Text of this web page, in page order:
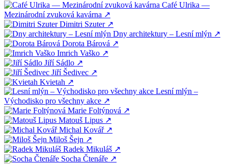
Café Ulrika —
Mezinárodní zvuková kavárna ↗
Dimitri Szuter ↗
Dny architektury – Lesní mlýn ↗
Dorota Bárová ↗
Imrich Vaško ↗
Jiří Sádlo ↗
Jiří Šedivec ↗
Kvietah ↗
Lesní mlýn –
Východisko pro všechny akce ↗
Marie Foltýnová ↗
Matouš Lipus ↗
Michal Kovář ↗
Miloš Šejn ↗
Radek Mikuláš ↗
Socha Čtenáře ↗